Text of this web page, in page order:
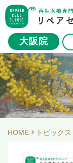
大阪院
HOME トピックス